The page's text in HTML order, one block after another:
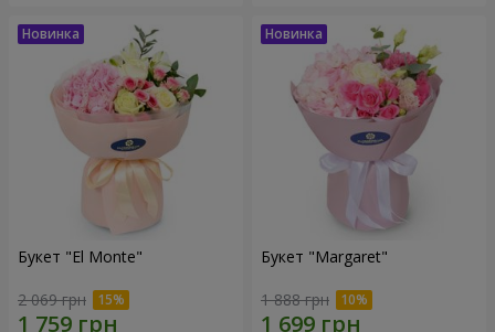
Букет "El Monte"
2 069 грн
Букет "Margaret"
1 888 грн